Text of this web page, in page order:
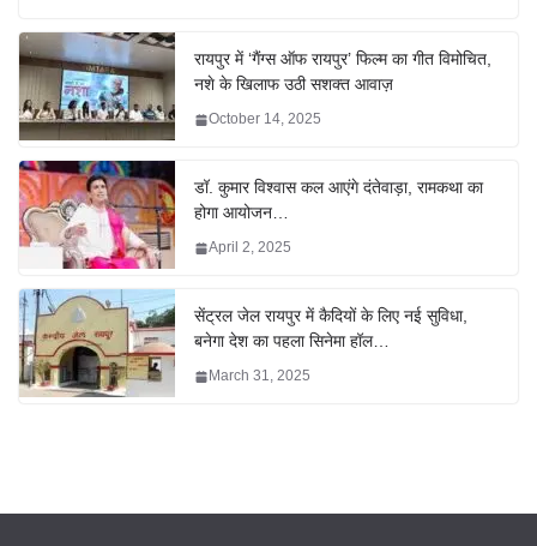
रायपुर में ‘गैंग्स ऑफ रायपुर’ फिल्म का गीत विमोचित,
नशे के खिलाफ उठी सशक्त आवाज़
October 14, 2025
डॉ. कुमार विश्वास कल आएंगे दंतेवाड़ा, रामकथा का
होगा आयोजन…
April 2, 2025
सेंट्रल जेल रायपुर में कैदियों के लिए नई सुविधा,
बनेगा देश का पहला सिनेमा हॉल…
March 31, 2025